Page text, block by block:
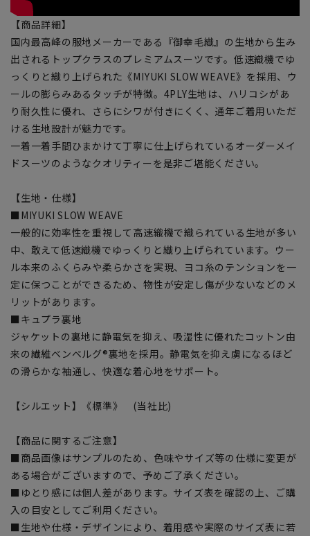
【商品詳細】
国内最高峰の服地メーカーである『御幸毛織』の生地から生み
出されるトップクラスのプレミアムスーツです。低速織機でゆ
っくりと織り上げられた《MIYUKI SLOW WEAVE》を採用、ウ
ールの膨らみあるタッチが特徴。4PLY生地は、ハリコシがあ
り耐久性に優れ、さらにシワが付きにくく、通年ご着用いただ
ける生地設計が魅力です。
一着一着手間ひまかけて丁寧に仕上げられているオーダーメイ
ドスーツのようなクオリティーを是非ご堪能ください。
【生地・仕様】
■MIYUKI SLOW WEAVE
一般的に効率性を重視して高速織機で織られている生地が多い
中、敢えて低速織機でゆっくりと織り上げられています。ウー
ル本来のふくらみや柔らかさを実現、ヨコ糸のテンションを一
定に保つことができるため、物性が安定し傷が少ないなどのメ
リットがあります。
■キュプラ裏地
ジャケットの裏地に静電気を抑え、吸湿性に優れたコットン由
来の繊維ベンベルグ®裏地を採用。静電気を抑え虜になるほど
の滑らかな袖通し、快適な着心地をサポート。
【シルエット】《標準》 (当社比)
【商品に関するご注意】
■商品画像はサンプルのため、色味やサイズ等の仕様に変更が
ある場合がございますので、予めご了承ください。
■ゆとり感には個人差があります。サイズ表を確認の上、ご購
入の目安としてご利用ください。
■生地や仕様・デザインにより、着用感や実際のサイズ表に若